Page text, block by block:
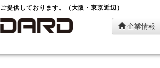
提供しております。（大阪・東京近辺）
企業情報